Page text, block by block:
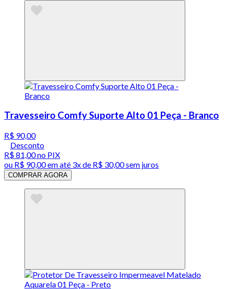
Travesseiro Comfy Suporte Alto 01 Peça - Branco
R$ 90,00
Desconto
R$ 81,00no PIX
ou R$ 90,00em até 3x de R$ 30,00 sem juros
COMPRAR AGORA